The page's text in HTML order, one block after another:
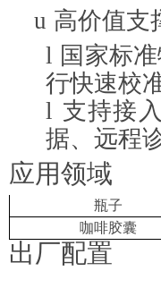
u 高价值支
l 国家标
行快速校
l 支持接
据、远程
应用领域
瓶子
咖啡胶囊
出厂配置